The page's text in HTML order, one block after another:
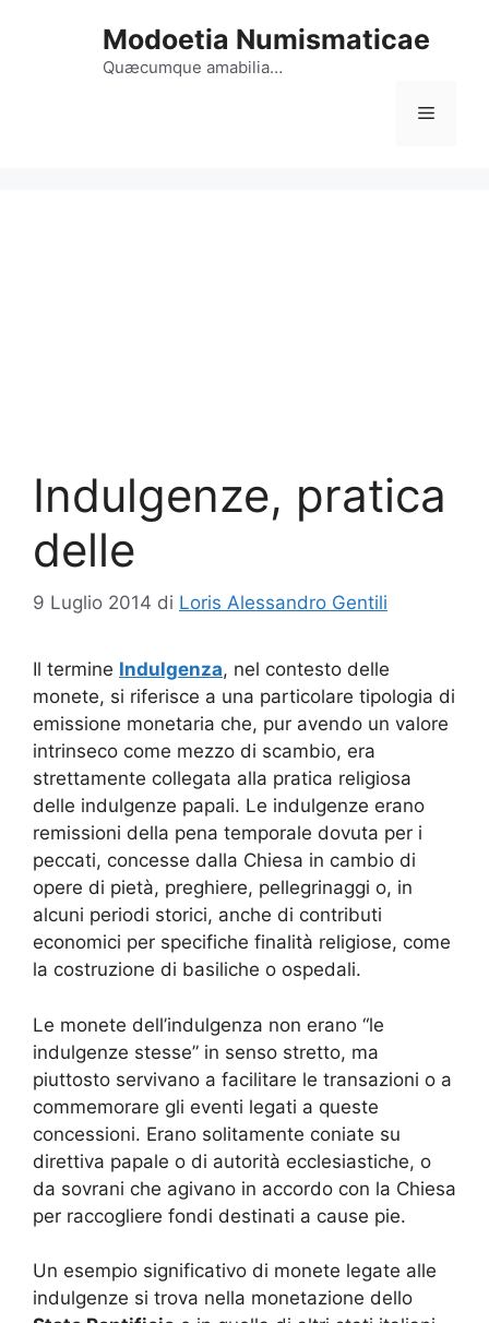
Modoetia Numismaticae
Quæcumque amabilia…
Menu
Indulgenze, pratica
delle
9 Luglio 2014 di Loris Alessandro Gentili
Il termine Indulgenza, nel contesto delle
monete, si riferisce a una particolare tipologia di
emissione monetaria che, pur avendo un valore
intrinseco come mezzo di scambio, era
strettamente collegata alla pratica religiosa
delle indulgenze papali. Le indulgenze erano
remissioni della pena temporale dovuta per i
peccati, concesse dalla Chiesa in cambio di
opere di pietà, preghiere, pellegrinaggi o, in
alcuni periodi storici, anche di contributi
economici per specifiche finalità religiose, come
la costruzione di basiliche o ospedali.
Le monete dell’indulgenza non erano “le
indulgenze stesse” in senso stretto, ma
piuttosto servivano a facilitare le transazioni o a
commemorare gli eventi legati a queste
concessioni. Erano solitamente coniate su
direttiva papale o di autorità ecclesiastiche, o
da sovrani che agivano in accordo con la Chiesa
per raccogliere fondi destinati a cause pie.
Un esempio significativo di monete legate alle
indulgenze si trova nella monetazione dello